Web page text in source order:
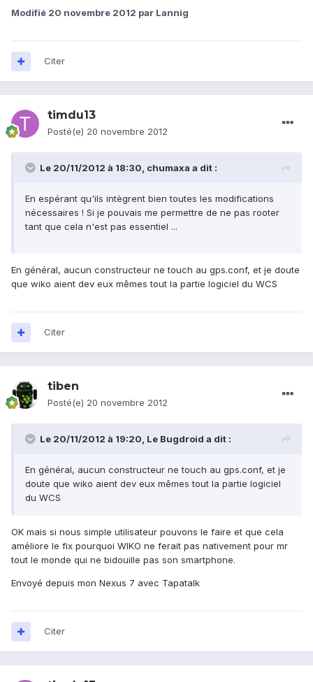
Modifié 20 novembre 2012 par Lannig
Citer
timdu13
Posté(e) 20 novembre 2012
Le 20/11/2012 à 18:30, chumaxa a dit :
En espérant qu'ils intègrent bien toutes les modifications
nécessaires ! Si je pouvais me permettre de ne pas rooter
tant que cela n'est pas essentiel ...
En général, aucun constructeur ne touch au gps.conf, et je doute
que wiko aient dev eux mêmes tout la partie logiciel du WCS
Citer
tiben
Posté(e) 20 novembre 2012
Le 20/11/2012 à 19:20, Le Bugdroid a dit :
En général, aucun constructeur ne touch au gps.conf, et je
doute que wiko aient dev eux mêmes tout la partie logiciel
du WCS
OK mais si nous simple utilisateur pouvons le faire et que cela
améliore le fix pourquoi WIKO ne ferait pas nativement pour mr
tout le monde qui ne bidouille pas son smartphone.
Envoyé depuis mon Nexus 7 avec Tapatalk
Citer